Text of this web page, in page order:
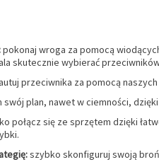
pokonaj wroga za pomocą
skutecznie wybierać
przeciwnika za pomocą
swój plan, nawet w ciemności,
połącz się ze sprzętem dzięki
szybko skonfiguruj swoją